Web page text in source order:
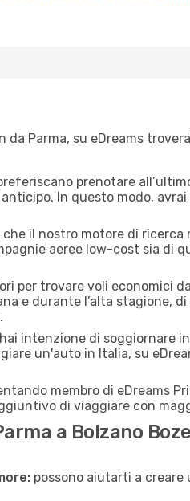
da Parma, su eDreams
prenotare
In questo modo,
il nostro motore di ricerca
aeree low-cost sia di
per trovare voli economici
e durante l’alta stagione,
intenzione di soggiornare
un'auto in Italia, su
membro di eDreams
di viaggiare con
a Bolzano
possono aiutarti a